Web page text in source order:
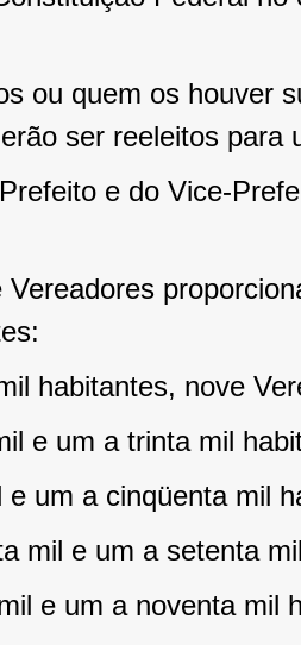
ou quem os houver
ser reeleitos para
e do Vice-
Vereadores
habitantes, nove
e um a trinta mil
e um a cinqüenta mil
mil e um a setenta
e um a noventa mil